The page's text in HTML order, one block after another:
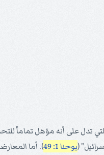
تدل على أنه مؤهل تماماً
(يوحنا 1: 49 ). أما